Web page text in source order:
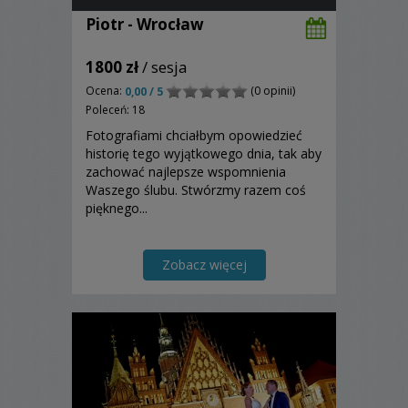
Piotr - Wrocław
1800 zł/ sesja
Ocena: 0,00 / 5
(0 opinii)
Poleceń: 18
Fotografiami chciałbym opowiedzieć
historię tego wyjątkowego dnia, tak aby
zachować najlepsze wspomnienia
Waszego ślubu. Stwórzmy razem coś
pięknego...
Zobacz więcej